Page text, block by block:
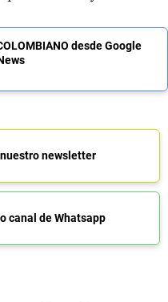
desde Google
newsletter
canal de Whatsapp